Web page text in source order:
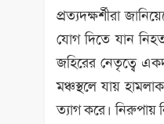
প্রত্যদক্ষর্শীরা
যোগ দিতে যান
জহিরের নেতৃত্বে
মঞ্চস্থলে যায়
ত্যাগ করে। নিরুপায়